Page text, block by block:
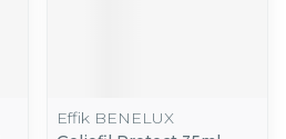
Effik BENELUX